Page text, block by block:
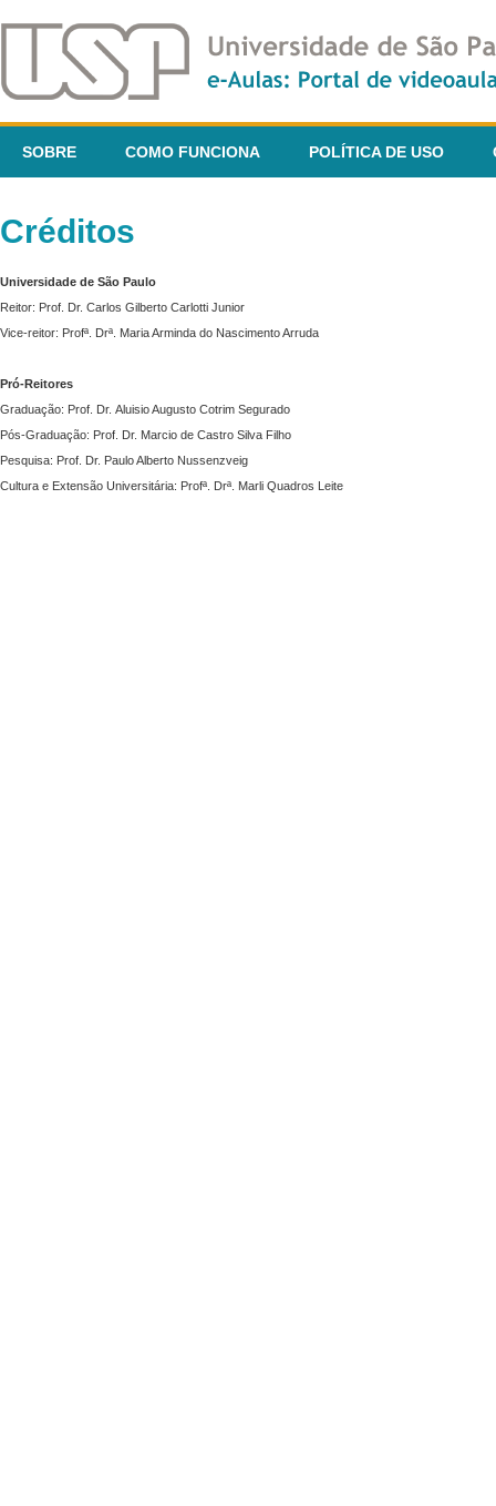
SOBRE COMO FUNCIONA POLÍTICA DE USO
Créditos
Universidade de São Paulo
Reitor: Prof. Dr. Carlos Gilberto Carlotti Junior
Vice-reitor: Profª. Drª. Maria Arminda do Nascimento Arruda
Pró-Reitores
Graduação: Prof. Dr. Aluisio Augusto Cotrim Segurado
Pós-Graduação: Prof. Dr. Marcio de Castro Silva Filho
Pesquisa: Prof. Dr. Paulo Alberto Nussenzveig
Cultura e Extensão Universitária: Profª. Drª. Marli Quadros Leite